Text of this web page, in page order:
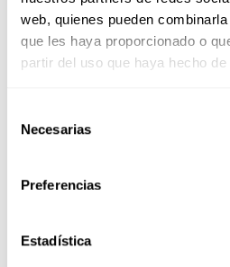
web, quienes pueden
que les haya proporcionado o
partir del uso que haya hecho
Necesarias
Preferencias
Estadística